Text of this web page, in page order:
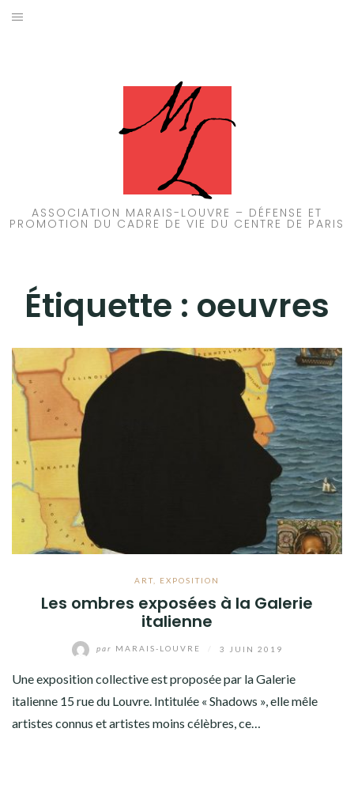
Aller
ASSOCIATION MARAIS-LOUVRE – DÉFENSE ET
PROMOTION DU CADRE DE VIE DU CENTRE DE PARIS
Étiquette : oeuvres
ART EXPOSITION
Les ombres exposées à la Galerie
italienne
par MARAIS-LOUVRE 3 JUIN 2019
Une exposition collective est proposée par la Galerie
italienne 15 rue du Louvre. Intitulée « Shadows », elle mêle
artistes connus et artistes moins célèbres, ce…